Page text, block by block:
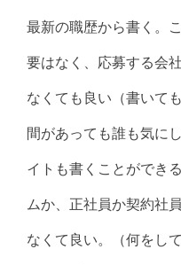
最新の職歴から書く。
要はなく、応募する会
なくても良い（書いて
間があっても誰も気に
イトも書くことができ
ムか、正社員か契約社
なくて良い。（何をし